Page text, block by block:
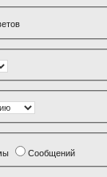
Сообщений